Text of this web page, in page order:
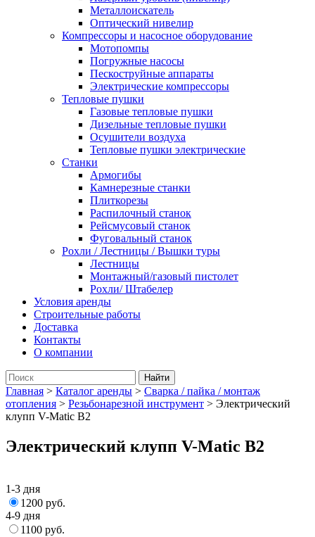
Металлоискатель
Оптический нивелир
Компрессоры и насосное оборудование
Мотопомпы
Погружные насосы
Пескоструйные аппараты
Электрические компрессоры
Тепловые пушки
Газовые тепловые пушки
Дизельные тепловые пушки
Осушители воздуха
Тепловые пушки электрические
Станки
Армогибы
Камнерезные станки
Плиткорезы
Распилочный станок
Рейсмусовый станок
Фуговальный станок
Рохли / Лестницы / Вышки туры
Лестницы
Монтажный/газовый пистолет
Рохли/ Штабелер
Условия аренды
Строительные работы
Доставка
Контакты
О компании
Главная > Каталог аренды > Сварка / пайка / монтаж
отопления > Резьбонарезной инструмент > Электрический
клупп V-Matic B2
Электрический клупп V-Matic B2
1-3 дня
1200 руб.
4-9 дня
1100 руб.